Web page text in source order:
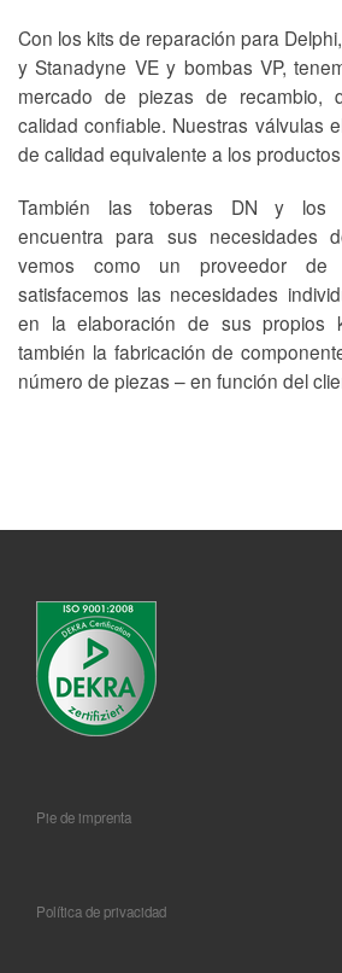
Con los kits de reparación para
y Stanadyne VE y bombas VP,
mercado de piezas de recambio,
calidad confiable. Nuestras válvulas
de calidad equivalente a los
También las toberas DN y los
encuentra para sus necesidades
vemos como un proveedor de
satisfacemos las necesidades
en la elaboración de sus propios
también la fabricación de
número de piezas – en función del
Pie de imprenta
Política de privacidad